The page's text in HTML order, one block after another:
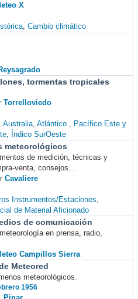
X
Cambio climático
tormentas tropicales
Torrelloviedo
Australia Atlántico
Pacífico Este y
Índico SurOeste
meteorológicos
de medición, técnicas y
venta, consejos...
Cavaliere
Instrumentos/Estaciones
de Material Aficionado
de comunicación
en prensa, radio,
Campillos Sierra
Meteored
meteorológicos.
1956